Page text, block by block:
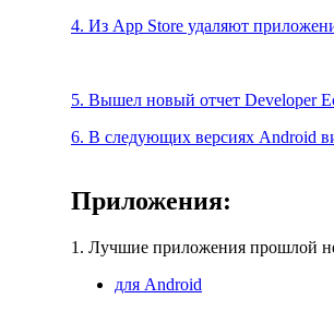
4. Из App Store удаляют
5. Вышел новый отчет Developer
6. В следующих версиях Android
Приложения:
1. Лучшие приложения прошлой
для Android